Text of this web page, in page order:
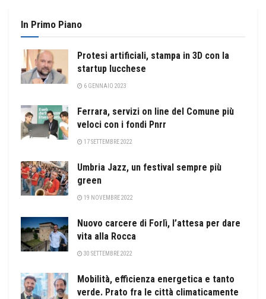
In Primo Piano
Protesi artificiali, stampa in 3D con la
startup lucchese
6 GENNAIO 2023
Ferrara, servizi on line del Comune più
veloci con i fondi Pnrr
17 SETTEMBRE 2022
Umbria Jazz, un festival sempre più
green
19 NOVEMBRE 2022
Nuovo carcere di Forlì, l’attesa per dare
vita alla Rocca
30 SETTEMBRE 2022
Mobilità, efficienza energetica e tanto
verde. Prato fra le città climaticamente